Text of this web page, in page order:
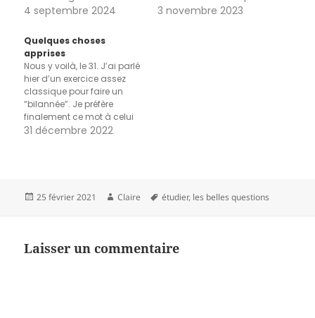
jeudi 2 maile journal du
pluieles mots de Pessoa "Le
vent qui passe, la nuit qui
fraîchit / Sont autre chose
que le vent et la nuit" cités…
4 septembre 2024
jour. mardi 31 octobrevoir A.
3 novembre 2023
Quelques choses
apprises
Nous y voilà, le 31. J’ai parlé
hier d’un exercice assez
classique pour faire un
“bilannée”. Je préfère
finalement ce mot à celui
de bilan qui m’évoque des
de bilannée consiste à
31 décembre 2022
Publié
25 février 2021 Auteur
Claire
Mots-
étudier, les belles questions
Laisser un commentaire